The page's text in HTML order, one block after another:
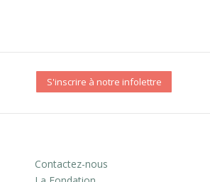
S'inscrire à notre infolettre
Contactez-nous